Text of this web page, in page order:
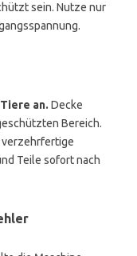
sein. Nutze nur
an. Decke
Bereich.
verzehrfertige
Teile sofort nach